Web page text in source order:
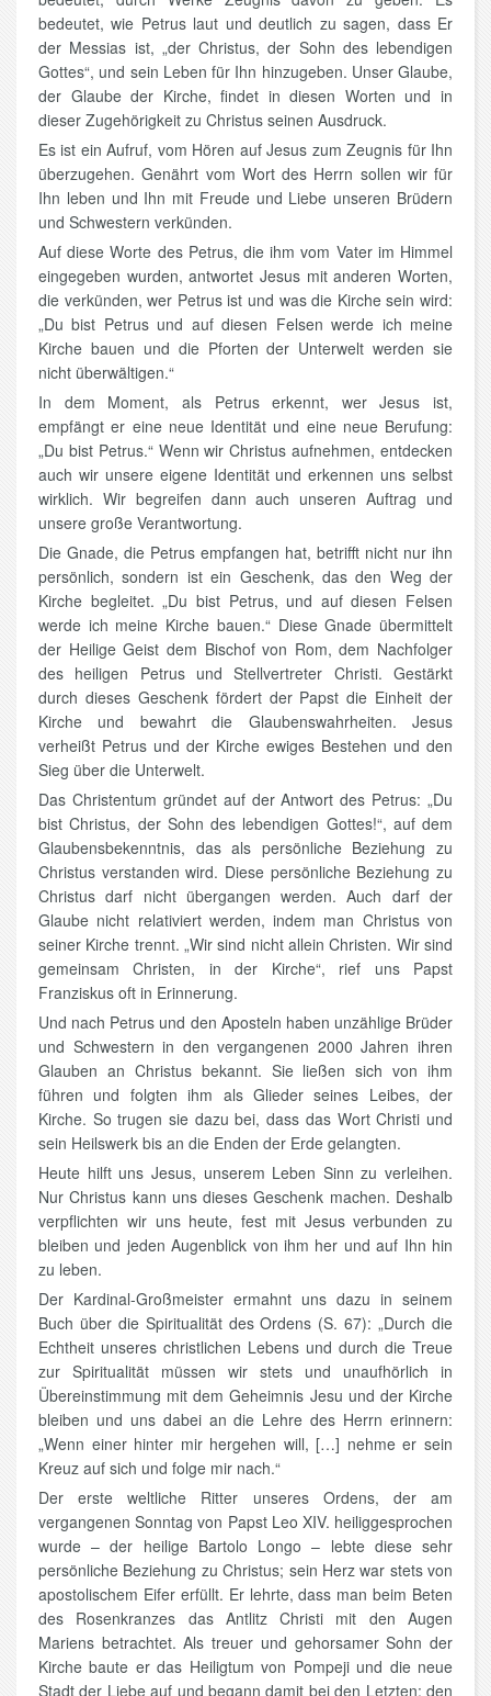
bedeutet, wie Petrus laut und deutlich zu sagen, dass Er
der Messias ist, „der Christus, der Sohn des lebendigen
Gottes“, und sein Leben für Ihn hinzugeben. Unser Glaube,
der Glaube der Kirche, findet in diesen Worten und in
dieser Zugehörigkeit zu Christus seinen Ausdruck.
Es ist ein Aufruf, vom Hören auf Jesus zum Zeugnis für Ihn
überzugehen. Genährt vom Wort des Herrn sollen wir für
Ihn leben und Ihn mit Freude und Liebe unseren Brüdern
und Schwestern verkünden.
Auf diese Worte des Petrus, die ihm vom Vater im Himmel
eingegeben wurden, antwortet Jesus mit anderen Worten,
die verkünden, wer Petrus ist und was die Kirche sein wird:
„Du bist Petrus und auf diesen Felsen werde ich meine
Kirche bauen und die Pforten der Unterwelt werden sie
nicht überwältigen.“
In dem Moment, als Petrus erkennt, wer Jesus ist,
empfängt er eine neue Identität und eine neue Berufung:
„Du bist Petrus.“ Wenn wir Christus aufnehmen, entdecken
auch wir unsere eigene Identität und erkennen uns selbst
wirklich. Wir begreifen dann auch unseren Auftrag und
unsere große Verantwortung.
Die Gnade, die Petrus empfangen hat, betrifft nicht nur ihn
persönlich, sondern ist ein Geschenk, das den Weg der
Kirche begleitet. „Du bist Petrus, und auf diesen Felsen
werde ich meine Kirche bauen.“ Diese Gnade übermittelt
der Heilige Geist dem Bischof von Rom, dem Nachfolger
des heiligen Petrus und Stellvertreter Christi. Gestärkt
durch dieses Geschenk fördert der Papst die Einheit der
Kirche und bewahrt die Glaubenswahrheiten. Jesus
verheißt Petrus und der Kirche ewiges Bestehen und den
Sieg über die Unterwelt.
Das Christentum gründet auf der Antwort des Petrus: „Du
bist Christus, der Sohn des lebendigen Gottes!“, auf dem
Glaubensbekenntnis, das als persönliche Beziehung zu
Christus verstanden wird. Diese persönliche Beziehung zu
Christus darf nicht übergangen werden. Auch darf der
Glaube nicht relativiert werden, indem man Christus von
seiner Kirche trennt. „Wir sind nicht allein Christen. Wir sind
gemeinsam Christen, in der Kirche“, rief uns Papst
Franziskus oft in Erinnerung.
Und nach Petrus und den Aposteln haben unzählige Brüder
und Schwestern in den vergangenen 2000 Jahren ihren
Glauben an Christus bekannt. Sie ließen sich von ihm
führen und folgten ihm als Glieder seines Leibes, der
Kirche. So trugen sie dazu bei, dass das Wort Christi und
sein Heilswerk bis an die Enden der Erde gelangten.
Heute hilft uns Jesus, unserem Leben Sinn zu verleihen.
Nur Christus kann uns dieses Geschenk machen. Deshalb
verpflichten wir uns heute, fest mit Jesus verbunden zu
bleiben und jeden Augenblick von ihm her und auf Ihn hin
zu leben.
Der Kardinal-Großmeister ermahnt uns dazu in seinem
Buch über die Spiritualität des Ordens (S. 67): „Durch die
Echtheit unseres christlichen Lebens und durch die Treue
zur Spiritualität müssen wir stets und unaufhörlich in
Übereinstimmung mit dem Geheimnis Jesu und der Kirche
bleiben und uns dabei an die Lehre des Herrn erinnern:
„Wenn einer hinter mir hergehen will, […] nehme er sein
Kreuz auf sich und folge mir nach.“
Der erste weltliche Ritter unseres Ordens, der am
vergangenen Sonntag von Papst Leo XIV. heiliggesprochen
wurde – der heilige Bartolo Longo – lebte diese sehr
persönliche Beziehung zu Christus; sein Herz war stets von
apostolischem Eifer erfüllt. Er lehrte, dass man beim Beten
des Rosenkranzes das Antlitz Christi mit den Augen
Mariens betrachtet. Als treuer und gehorsamer Sohn der
Kirche baute er das Heiligtum von Pompeji und die neue
Stadt der Liebe auf und begann damit bei den Letzten: den